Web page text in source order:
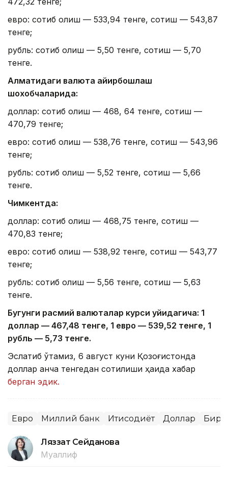
евро: сотиб олиш — 533,94 тенге, сотиш — 543,87
тенге;
рубль: сотиб олиш — 5,50 тенге, сотиш — 5,70
тенге.
Алматидаги валюта айирбошлаш
шохобчаларида:
доллар: сотиб олиш — 468, 64 тенге, сотиш —
470,79 тенге;
евро: сотиб олиш — 538,76 тенге, сотиш — 543,96
тенге;
рубль: сотиб олиш — 5,52 тенге, сотиш — 5,66
тенге.
Чимкентда:
доллар: сотиб олиш — 468,75 тенге, сотиш —
470,83 тенге;
евро: сотиб олиш — 538,92 тенге, сотиш — 543,77
тенге;
рубль: сотиб олиш — 5,56 тенге, сотиш — 5,63
тенге.
Бугунги расмий валюталар курси қуйидагича: 1
доллар — 467,48 тенге, 1 евро — 539,52 тенге, 1
рубль — 5,73 тенге.
Эслатиб ўтамиз, 6 август куни Қозоғистонда
доллар қанча тенгедан сотилиши ҳақида хабар
берган эдик.
Евро Миллий банк Иқтисодиёт Доллар
Ляззат Сейданова
Муаллиф